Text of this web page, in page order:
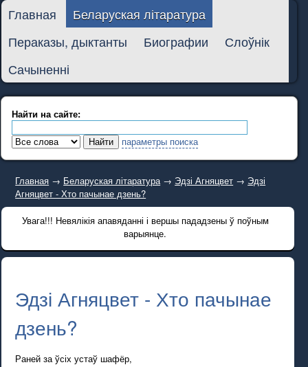
Главная
Беларуская літаратура
Пераказы, дыктанты
Биографии
Слоўнік
Сачыненні
Найти на сайте:
параметры поиска
Главная → Беларуская літаратура→ Эдзі Агняцвет → Эдзі
Агняцвет - Хто пачынае дзень?
Увага!!! Невялікія апавяданні і вершы пададзены ў поўным
варыянце.
Эдзі Агняцвет - Хто пачынае
дзень?
Раней за ўсіх устаў шафёр,